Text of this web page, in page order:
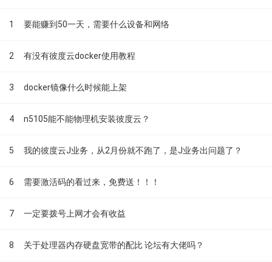
1 要能赚到50一天，需要什么设备和网络
2 有没有彼度云docker使用教程
3 docker镜像什么时候能上架
4 n5105能不能物理机安装彼度云？
5 我的彼度云J业务，从2月份就不跑了，是J业务出问题了？
6 需要激活码的看过来，免费送！！！
7 一定要拨号上网才会有收益
8 关于处理器内存硬盘宽带的配比 论坛有大佬吗？